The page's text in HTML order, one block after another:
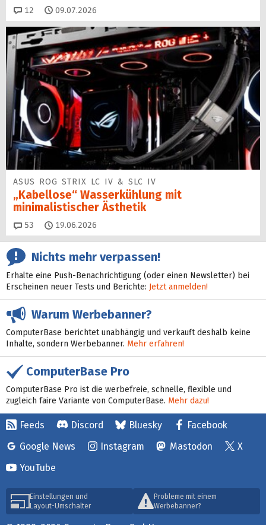
12 Kommentare
09.07.2026
ASUS ROG STRIX LC IV & SLC IV
„Kabellose“ Wasserkühlung mit
minimalistischer Ästhetik
53 Kommentare
19.06.2026
Nichts mehr verpassen!
Erhalte eine Push-Benachrichtigung (oder einen Newsletter) bei
Erscheinen neuer Tests und Berichte: Jetzt anmelden!
Warum Werbebanner?
ComputerBase berichtet unabhängig und verkauft deshalb keine
Inhalte, sondern Werbebanner. Mehr erfahren!
ComputerBase Pro
ComputerBase Pro ist die werbefreie, schnelle, flexible und
zugleich faire Variante von ComputerBase. Mehr dazu!
Feeds Discord Bluesky
Facebook
Google News
Instagram Mastodon
X
YouTube
Einstellungen und
Layout-Umschalter
Probleme mit einem
Werbebanner?